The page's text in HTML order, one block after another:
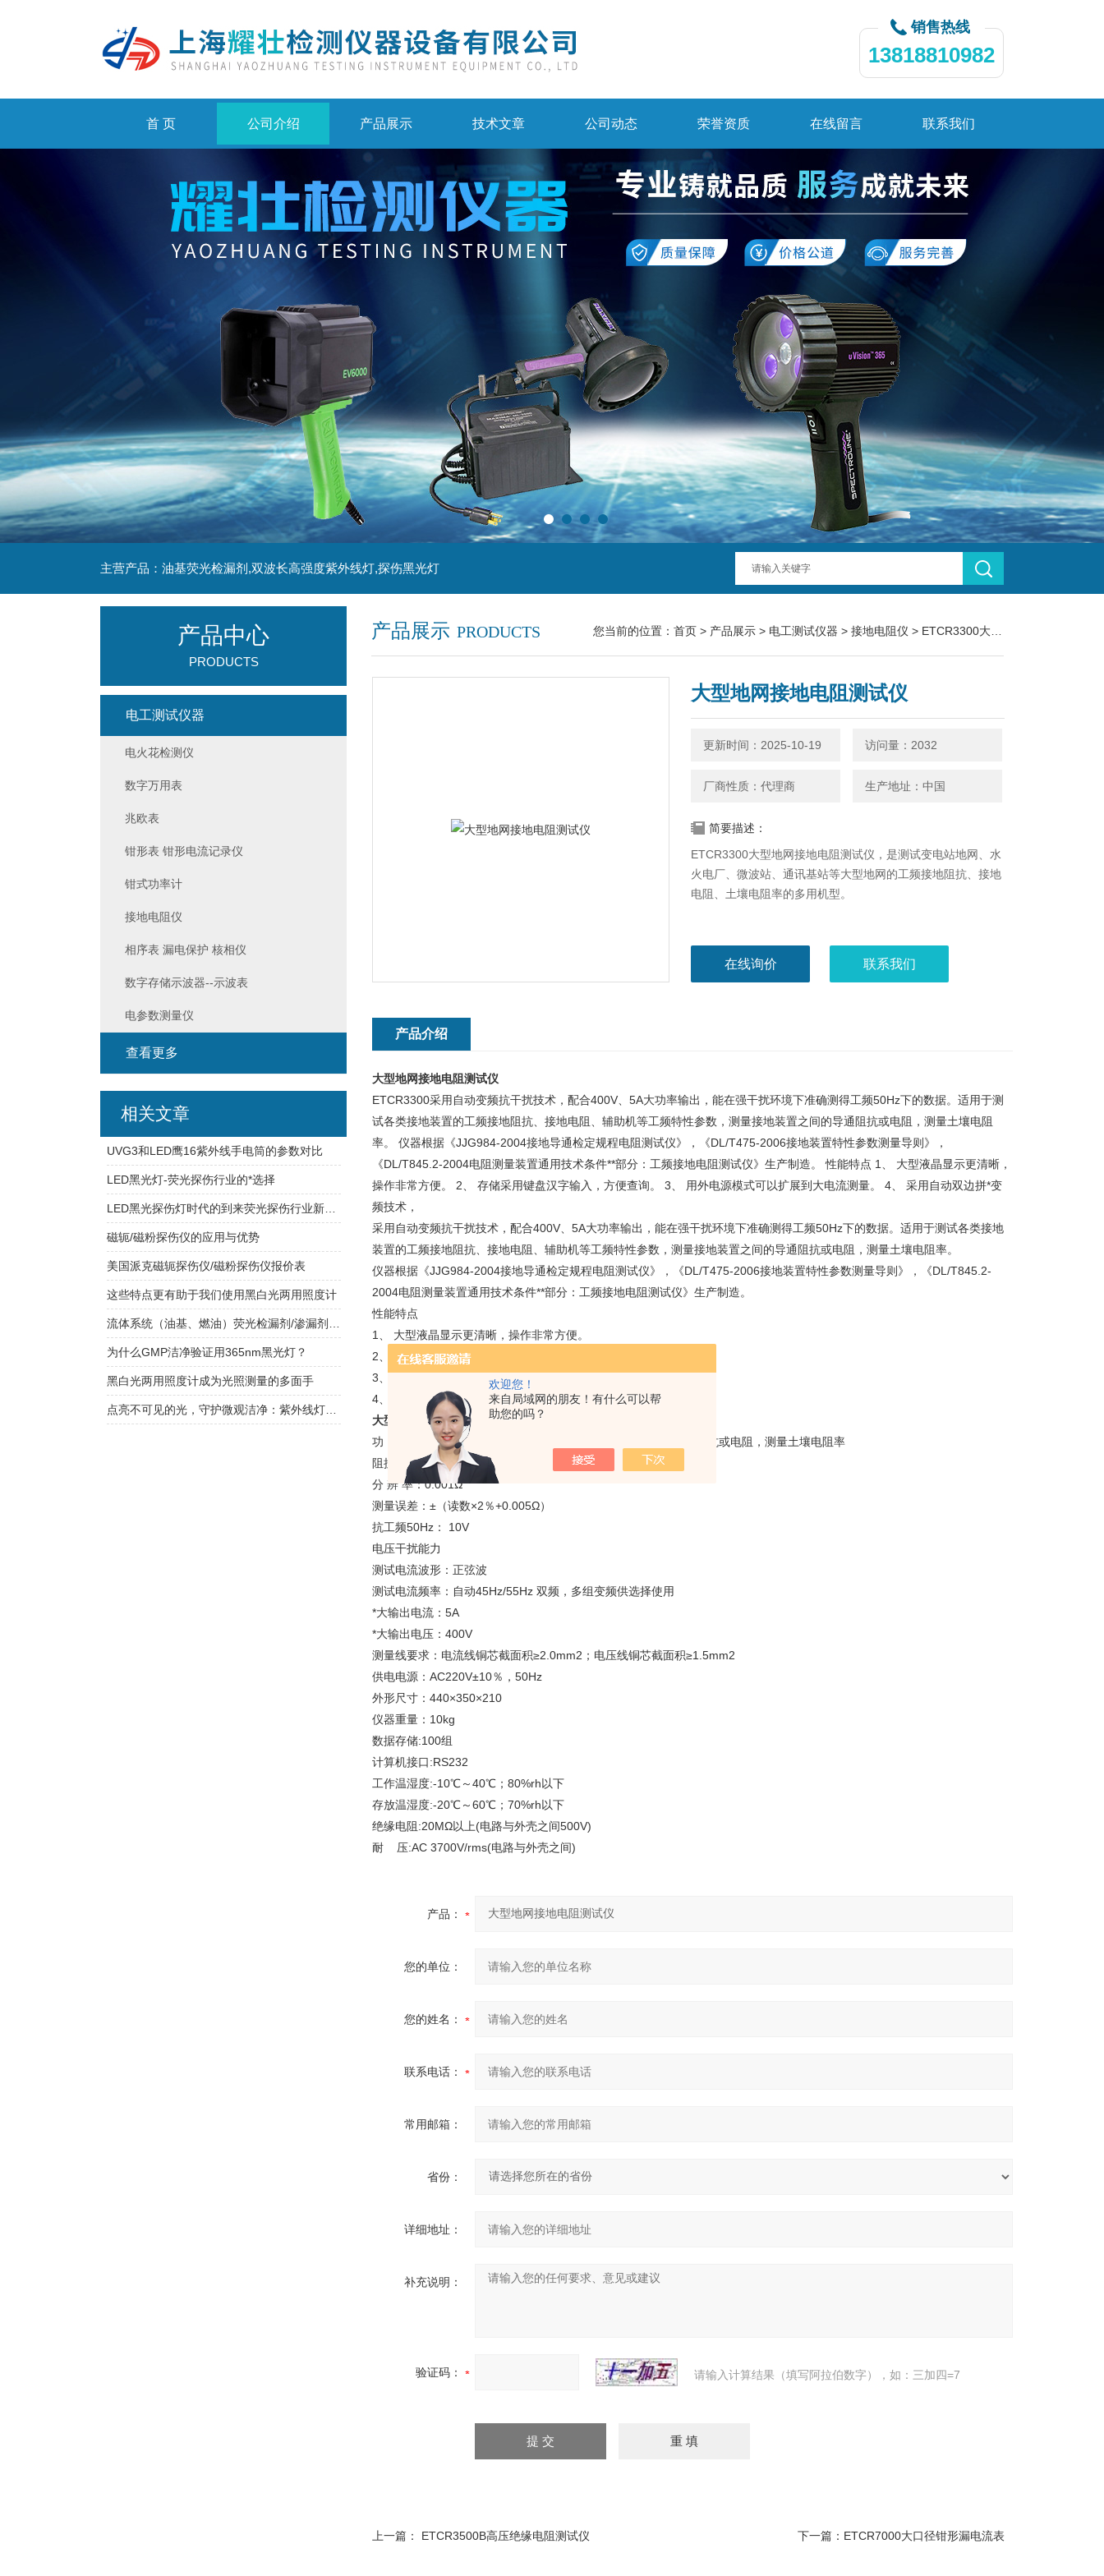
欢迎您！
来自局域网的朋友！有什么可以帮
助您的吗？
销售热线
13818810982
首 页 公司介绍 产品展示 技术文章 公司动态 荣誉资质 在线留言 联系我们
主营产品：油基荧光检漏剂,双波长高强度紫外线灯,探伤黑光灯
产品展示 PRODUCTS 您当前的位置： 首页 > 产品展示 > 电工测试仪器 > 接地电阻仪 > ETCR3300大型地网接地电阻测试仪
大型地网接地电阻测试仪
更新时间：2025-10-19 访问量：2032
厂商性质：代理商 生产地址：中国
简要描述：
ETCR3300大型地网接地电阻测试仪，是测试变电站地网、水
火电厂、微波站、通讯基站等大型地网的工频接地阻抗、接地
电阻、土壤电阻率的多用机型。
在线询价 联系我们
产品介绍
大型地网接地电阻测试仪
ETCR3300采用自动变频抗干扰技术，配合400V、5A大功率输出，能在强干扰环境下准确测得工频50Hz下的数据。适用于测
试各类接地装置的工频接地阻抗、接地电阻、辅助机等工频特性参数，测量接地装置之间的导通阻抗或电阻，测量土壤电阻
率。 仪器根据《JJG984-2004接地导通检定规程电阻测试仪》，《DL/T475-2006接地装置特性参数测量导则》，
《DL/T845.2-2004电阻测量装置通用技术条件**部分：工频接地电阻测试仪》生产制造。 性能特点 1、 大型液晶显示更清晰，
操作非常方便。 2、 存储采用键盘汉字输入，方便查询。 3、 用外电源模式可以扩展到大电流测量。 4、 采用自动双边拼*变
频技术，
采用自动变频抗干扰技术，配合400V、5A大功率输出，能在强干扰环境下准确测得工频50Hz下的数据。适用于测试各类接地
装置的工频接地阻抗、接地电阻、辅助机等工频特性参数，测量接地装置之间的导通阻抗或电阻，测量土壤电阻率。
仪器根据《JJG984-2004接地导通检定规程电阻测试仪》，《DL/T475-2006接地装置特性参数测量导则》，《DL/T845.2-
2004电阻测量装置通用技术条件**部分：工频接地电阻测试仪》生产制造。
性能特点
1、 大型液晶显示更清晰，操作非常方便。
2、 存储采用键盘汉字输入，方便查询。
3、 用外电源模式可以扩展到大电流测量。
4、 采用自动双边拼*变频技术，用45Hz
大型地网接地电阻测试仪技术参数
功 能
测量接地装置接地阻抗或电阻，测量接地装置之间的导通阻抗或电阻，测量土壤电阻率
阻抗测量范围： 0Ω～200Ω
分 辨 率：0.001Ω
测量误差： ±（读数×2％+0.005Ω）
抗工频50Hz： 10V
电压干扰能力
测试电流波形： 正弦波
测试电流频率： 自动45Hz/55Hz 双频，多组变频供选择使用
*大输出电流： 5A
*大输出电压： 400V
测量线要求： 电流线铜芯截面积≥2.0mm2；电压线铜芯截面积≥1.5mm2
供电电源： AC220V±10％，50Hz
外形尺寸： 440×350×210
仪器重量： 10kg
数据存储:100组
计算机接口:RS232
工作温湿度:-10℃～40℃；80%rh以下
存放温湿度:-20℃～60℃；70%rh以下
绝缘电阻:20MΩ以上(电路与外壳之间500V)
耐 压:AC 3700V/rms(电路与外壳之间)
产品：
您的单位：
您的姓名：
联系电话：
常用邮箱：
省份：
详细地址：
补充说明：
验证码： 请输入计算结果（填写阿拉伯数字），如：三加四=7
上一篇： ETCR3500B高压绝缘电阻测试仪 下一篇： ETCR7000大口径钳形漏电流表
产品中心
PRODUCTS
电工测试仪器
电火花检测仪
数字万用表
兆欧表
钳形表 钳形电流记录仪
钳式功率计
接地电阻仪
相序表 漏电保护 核相仪
数字存储示波器--示波表
电参数测量仪
查看更多
相关文章
UVG3和LED鹰16紫外线手电筒的参数对比
LED黑光灯-荧光探伤行业的*选择
LED黑光探伤灯时代的到来荧光探伤行业新潮流
磁轭/磁粉探伤仪的应用与优势
美国派克磁轭探伤仪/磁粉探伤仪报价表
这些特点更有助于我们使用黑白光两用照度计
为什么GMP洁净验证用365nm黑光灯？
黑白光两用照度计成为光照测量的多面手
点亮不可见的光，守护微观洁净：紫外线灯泡，高效杀菌的纯净光源